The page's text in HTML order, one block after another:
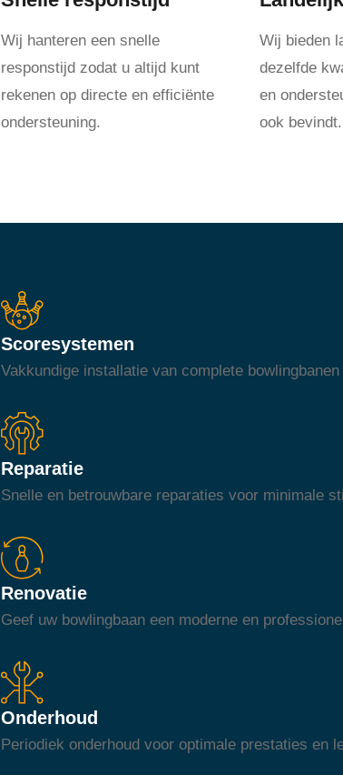
Wij hanteren een snelle
responstijd zodat u altijd kunt
rekenen op directe en efficiënte
ondersteuning.
Wij bieden
dezelfde
en
ook bevindt.
Scoresystemen
Vakkundige installatie van complete bowlingbanen
Reparatie
Snelle en betrouwbare reparaties voor minimale
Renovatie
Geef uw bowlingbaan een moderne en
Onderhoud
Periodiek onderhoud voor optimale prestaties en